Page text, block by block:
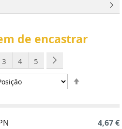
de encastrar
a ler a página
Página
3 Página
4 Página
5
4,67 €